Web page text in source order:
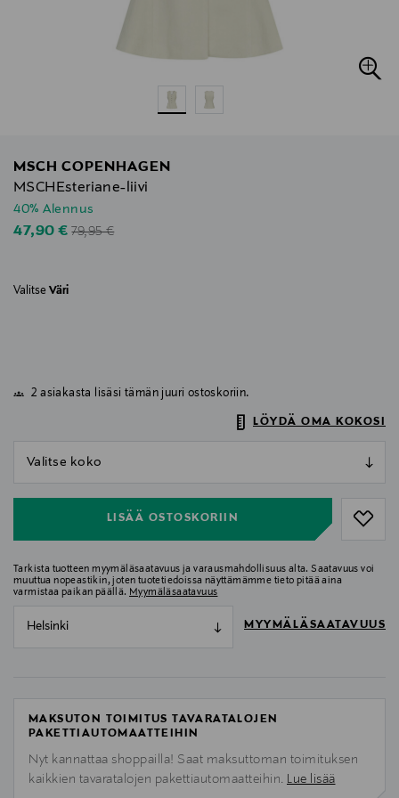
MSCH COPENHAGEN
MSCHEsteriane-liivi
40% Alennus
Discounted Price
47,90 €Original Price
79,95 €
Valitse Väri
2 asiakasta lisäsi tämän juuri ostoskoriin.
LÖYDÄ OMA KOKOSI
LISÄÄ OSTOSKORIIN
Tarkista tuotteen myymäläsaatavuus ja varausmahdollisuus alta. Saatavuus voi
muuttua nopeastikin, joten tuotetiedoissa näyttämämme tieto pitää aina
varmistaa paikan päällä. Myymäläsaatavuus
Helsinki MYYMÄLÄSAATAVUUS
MAKSUTON TOIMITUS TAVARATALOJEN
PAKETTIAUTOMAATTEIHIN
Nyt kannattaa shoppailla! Saat maksuttoman toimituksen
kaikkien tavaratalojen pakettiautomaatteihin. Lue lisää